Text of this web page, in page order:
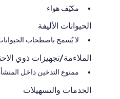
مكيّف هواء
الحيوانات الأليفة
لا يُسمح باصطحاب الحيوانات
الملاءمة/تجهيزات ذوي
ممنوع التدخين داخل
الخدمات والتسهيلات